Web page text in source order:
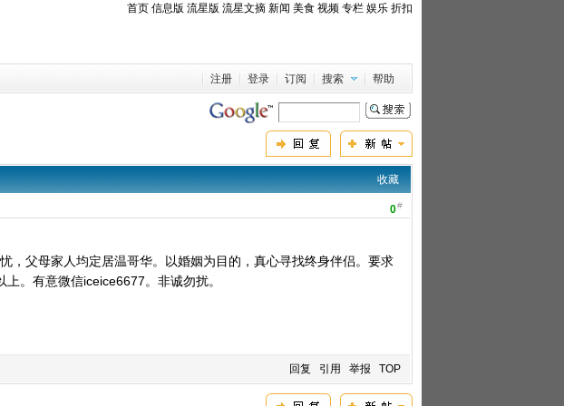
首页 信息版 流星版 流星文摘 新闻 美食 视频 专栏 娱乐 折扣
注册 登录 订阅 搜索 帮助
收藏
0#
，父母家人均定居温哥华。以婚姻为目的，真心寻找终身伴侣。要求
。有意微信iceice6677。非诚勿扰。
回复 引用 举报 TOP